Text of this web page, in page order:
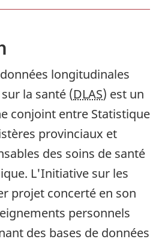
longitudinales
la santé (DLAS) est un
conjoint entre Statistique
provinciaux et
des soins de santé
L'Initiative sur les
projet concerté en son
personnels
des bases de données